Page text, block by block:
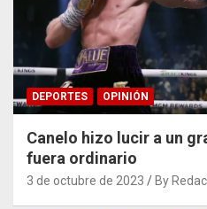
DEPORTES OPINIÓN
Canelo hizo lucir a un
fuera ordinario
3 de octubre de 2023 By